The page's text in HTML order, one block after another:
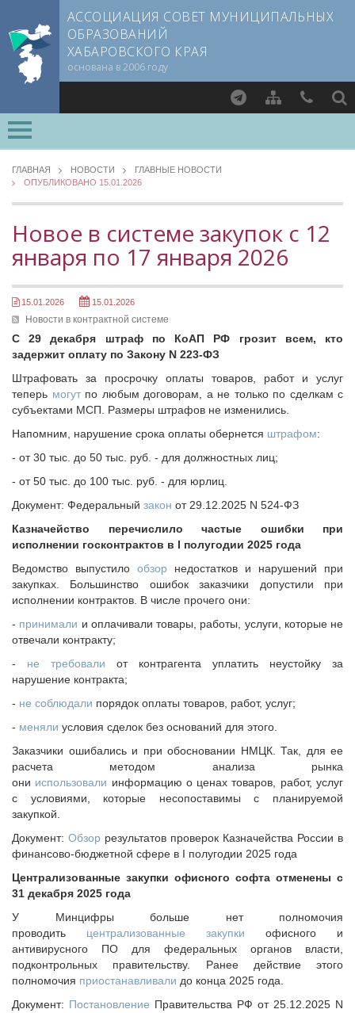
АССОЦИАЦИЯ СОВЕТ МУНИЦИПАЛЬНЫХ
ОБРАЗОВАНИЙ
ХАБАРОВСКОГО КРАЯ
основана в 2006 году
ОСНОВНЫЕ
Изменения в законодательстве о местном самоуправлении
НОВОСТИ ВАРМСУ
НОВОСТИ ТОС
ЗАСЕДАНИЯ СЪЕЗДОВ, ПРАВЛЕНИЙ, КОМИТЕТОВ
НОВОСТИ ЮРИДИЧЕСКОГО СОВЕТА
ПОЗДРАВЛЕНИЯ
О СОВЕТЕ
Документы CMO
Устав
Учредительный договор
Члены СМО
Учредители
Руководящие органы
Съезд Совета
Председатель Совета
Исполнительная дирекция
Ревизионная комиссия
Палаты Совета
Обработка персональных данных
Партнеры Совета
Полезные ссылки
Инвестиционные порталы муниципальных образований
Контактная информация
НОВОСТИ
СМИ о нас
МЕТОДИЧЕСКИЙ РАЗДЕЛ
Методические материалы
Опыт муниципалитетов
Конкурсы Совета
Семинары Совета
Издания Совета
Вопрос-ответ
ВАРМСУ
Новости ВАРМСУ
НАСЕЛЕНИЕ И МСУ
Новости ТОС
Лучшие практики ТОС
ЮРИДИЧЕСКИЙ СОВЕТ
Новости юридического совета
ГЛАВНАЯ НОВОСТИ
ГЛАВНЫЕ НОВОСТИ
ОПУБЛИКОВАНО 15.01.2026
Новое в системе закупок с 12
января по 17 января 2026
15.01.2026 15.01.2026
Новости в контрактной системе
С 29 декабря штраф по КоАП РФ грозит всем, кто
задержит оплату по Закону N 223-ФЗ
Штрафовать за просрочку оплаты товаров, работ и услуг
теперь могутпо любым договорам, а не только по сделкам с
субъектами МСП. Размеры штрафов не изменились.
Напомним, нарушение срока оплаты обернется штрафом:
- от 30 тыс. до 50 тыс. руб. - для должностных лиц;
- от 50 тыс. до 100 тыс. руб. - для юрлиц.
Документ: Федеральный закон от 29.12.2025 N 524-ФЗ
Казначейство перечислило частые ошибки при
исполнении госконтрактов в I полугодии 2025 года
Ведомство выпустило обзор недостатков и нарушений при
закупках. Большинство ошибок заказчики допустили при
исполнении контрактов. В числе прочего они:
- принимали и оплачивали товары, работы, услуги, которые не
отвечали контракту;
- не требовали от контрагента уплатить неустойку за
нарушение контракта;
- не соблюдали порядок оплаты товаров, работ, услуг;
- меняли условия сделок без оснований для этого.
Заказчики ошибались и при обосновании НМЦК. Так, для ее
расчета методом анализа рынка
они использовали информацию о ценах товаров, работ, услуг
с условиями, которые несопоставимы с планируемой
закупкой.
Документ: Обзор результатов проверок Казначейства России в
финансово-бюджетной сфере в I полугодии 2025 года
Централизованные закупки офисного софта отменены с
31 декабря 2025 года
У Минцифры больше нет полномочия
проводить централизованные закупки офисного и
антивирусного ПО для федеральных органов власти,
подконтрольных правительству. Ранее действие этого
полномочия приостанавливали до конца 2025 года.
Документ: Постановление Правительства РФ от 25.12.2025 N